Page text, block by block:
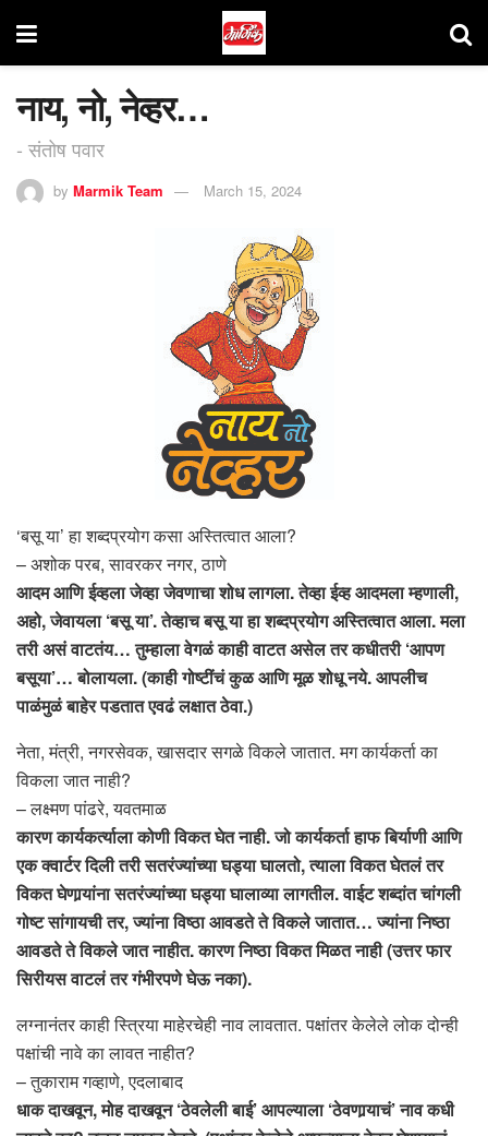
नाय, नो, नेव्हर…
- संतोष पवार
by Marmik Team March 15, 2024
‘बसू या’ हा शब्दप्रयोग कसा अस्तित्वात आला?
– अशोक परब, सावरकर नगर, ठाणे
आदम आणि ईव्हला जेव्हा जेवणाचा शोध लागला. तेव्हा ईव्ह आदमला म्हणाली,
अहो, जेवायला ‘बसू या’. तेव्हाच बसू या हा शब्दप्रयोग अस्तित्वात आला. मला
तरी असं वाटतंय… तुम्हाला वेगळं काही वाटत असेल तर कधीतरी ‘आपण
बसूया’… बोलायला. (काही गोष्टींचं कुळ आणि मूळ शोधू नये. आपलीच
पाळंमुळं बाहेर पडतात एवढं लक्षात ठेवा.)
नेता, मंत्री, नगरसेवक, खासदार सगळे विकले जातात. मग कार्यकर्ता का
विकला जात नाही?
– लक्ष्मण पांढरे, यवतमाळ
कारण कार्यकर्त्याला कोणी विकत घेत नाही. जो कार्यकर्ता हाफ बिर्याणी आणि
एक क्वार्टर दिली तरी सतरंज्यांच्या घड्या घालतो, त्याला विकत घेतलं तर
विकत घेणार्‍यांना सतरंज्यांच्या घड्या घालाव्या लागतील. वाईट शब्दांत चांगली
गोष्ट सांगायची तर, ज्यांना विष्ठा आवडते ते विकले जातात… ज्यांना निष्ठा
आवडते ते विकले जात नाहीत. कारण निष्ठा विकत मिळत नाही (उत्तर फार
सिरीयस वाटलं तर गंभीरपणे घेऊ नका).
लग्नानंतर काही स्त्रिया माहेरचेही नाव लावतात. पक्षांतर केलेले लोक दोन्ही
पक्षांची नावे का लावत नाहीत?
– तुकाराम गव्हाणे, एदलाबाद
धाक दाखवून, मोह दाखवून ‘ठेवलेली बाई’ आपल्याला ‘ठेवणार्‍याचं’ नाव कधी